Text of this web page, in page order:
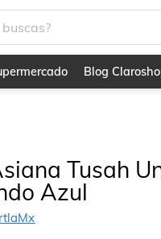
Blog
Tusah
Azul